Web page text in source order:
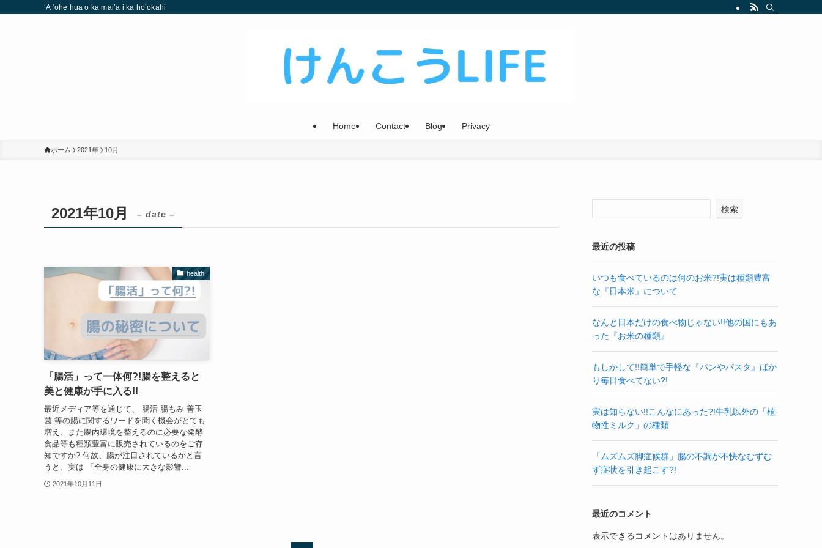
‘A ‘ohe hua o ka mai’a i ka ho’okahi
Home Contact Blog Privacy
ホーム 2021年 10月
2021年10月 – date –
health
「腸活」って一体何?!腸を整えると
美と健康が手に入る!!
最近メディア等を通じて、 腸活 腸もみ 善玉
菌 等の腸に関するワードを聞く機会がとても
増え、また腸内環境を整えるのに必要な発酵
食品等も種類豊富に販売されているのをご存
知ですか? 何故、腸が注目されているかと言
うと、実は 「全身の健康に大きな影響...
2021年10月11日
検索
最近の投稿
いつも食べているのは何のお米?!実は種類豊富
な『日本米』について
なんと日本だけの食べ物じゃない!!他の国にもあ
った『お米の種類』
もしかして!!簡単で手軽な『パンやパスタ』ばか
り毎日食べてない?!
実は知らない!!こんなにあった?!牛乳以外の「植
物性ミルク」の種類
「ムズムズ脚症候群」腸の不調が不快なむずむ
ず症状を引き起こす?!
最近のコメント
表示できるコメントはありません。